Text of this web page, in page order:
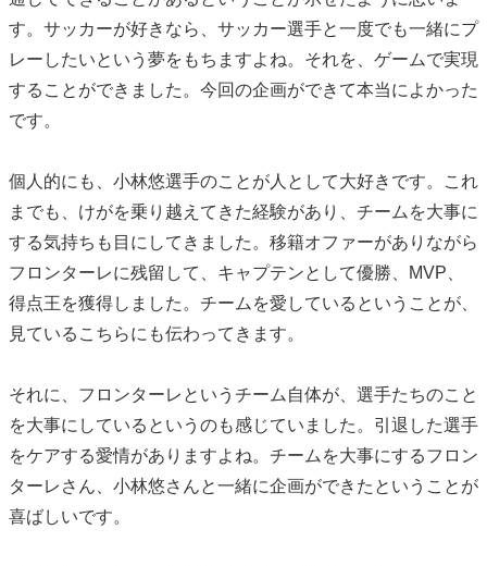
す。サッカーが好きなら、サッカー選手と一度でも一緒にプ
レーしたいという夢をもちますよね。それを、ゲームで実現
することができました。今回の企画ができて本当によかった
です。
個人的にも、小林悠選手のことが人として大好きです。これ
までも、けがを乗り越えてきた経験があり、チームを大事に
する気持ちも目にしてきました。移籍オファーがありながら
フロンターレに残留して、キャプテンとして優勝、MVP、
得点王を獲得しました。チームを愛しているということが、
見ているこちらにも伝わってきます。
それに、フロンターレというチーム自体が、選手たちのこと
を大事にしているというのも感じていました。引退した選手
をケアする愛情がありますよね。チームを大事にするフロン
ターレさん、小林悠さんと一緒に企画ができたということが
喜ばしいです。